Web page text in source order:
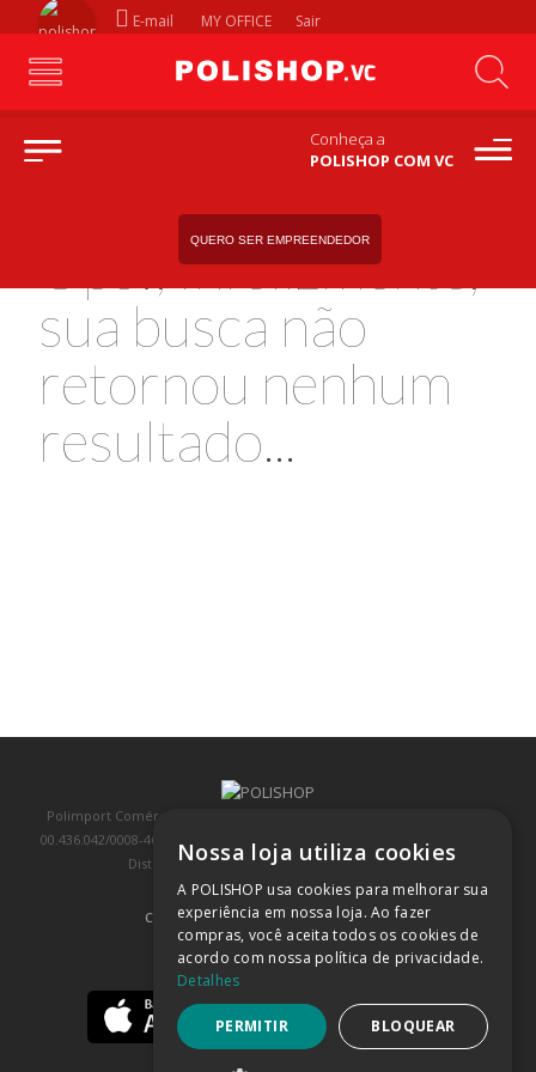
E-mail MY OFFICE Sair
Conheça a
POLISHOP COM VC
QUERO SER EMPREENDEDOR
Ops!, Infelizmente,
sua busca não
retornou nenhum
resultado...
Polimport Comércio e Exportação LTDA, inscrita no CNPJ/MF sob o nº
00.436.042/0008-46, IE 407.458.707.103, com sede na Rua Kanebo, nº 175,
Distrito Industrial, Jundiaí/SP, CEP: 13213-090
COMPRA 100% SEGURA (SAIBA MAIS)
BAIXE NOSSO APP
Nossa loja utiliza cookies
A POLISHOP usa cookies para melhorar sua
experiência em nossa loja. Ao fazer
compras, você aceita todos os cookies de
acordo com nossa política de privacidade.
Detalhes
PERMITIR BLOQUEAR